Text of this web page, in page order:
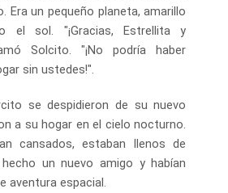
Era un pequeño planeta, amarillo
el sol. "¡Gracias, Estrellita y
Solcito. "¡No podría haber
sin ustedes!".
se despidieron de su nuevo
a su hogar en el cielo nocturno.
cansados, estaban llenos de
hecho un nuevo amigo y habían
aventura espacial.